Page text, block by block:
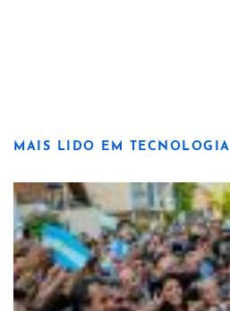
MAIS LIDO EM TECNOLOGIA